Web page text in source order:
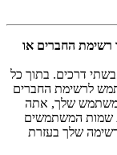
רשימת החברים או
דרכים. בתוך כל
לרשימת החברים
למשתמש שלך, אתה
שמות המשתמשים
שלך בעזרת